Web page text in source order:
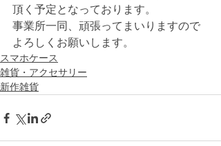
頂く予定となっております。
事業所一同、頑張ってまいりますので
よろしくお願いします。
スマホケース
雑貨・アクセサリー
新作雑貨